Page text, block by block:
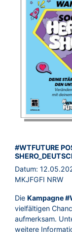
BROSCHÜRE:
#WTFUTURE
Datum:
MKJFGFI NRW
Die Kampagne
vielfältigen
aufmerksam.
weitere